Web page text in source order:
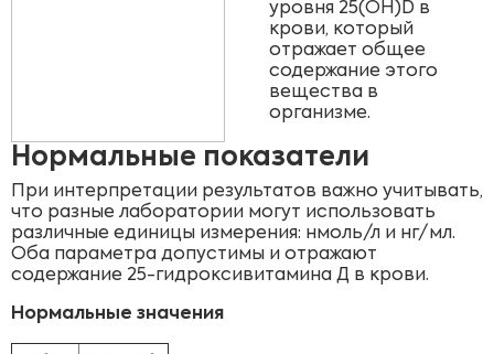
уровня 25(OH)D в
крови, который
отражает общее
содержание этого
вещества в
организме.
Нормальные показатели
При интерпретации результатов важно учитывать,
что разные лаборатории могут использовать
различные единицы измерения: нмоль/л и нг/мл.
Оба параметра допустимы и отражают
содержание 25-гидроксивитамина Д в крови.
Нормальные значения